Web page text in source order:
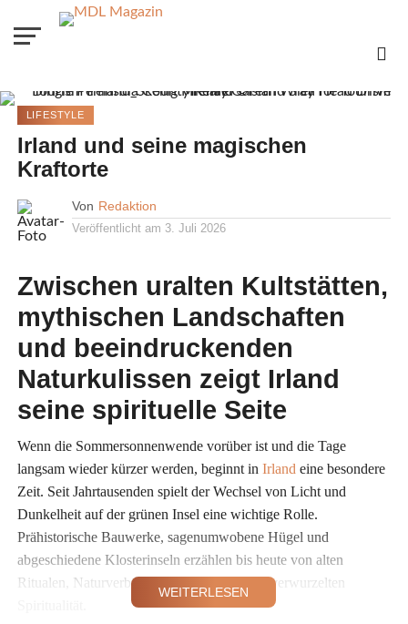
LIFESTYLE
Irland und seine magischen
Kraftorte
Von Redaktion
Veröffentlicht am 3. Juli 2026
Zwischen uralten Kultstätten,
mythischen Landschaften
und beeindruckenden
Naturkulissen zeigt Irland
seine spirituelle Seite
Wenn die Sommersonnenwende vorüber ist und die Tage
langsam wieder kürzer werden, beginnt in Irland eine besondere
Zeit. Seit Jahrtausenden spielt der Wechsel von Licht und
Dunkelheit auf der grünen Insel eine wichtige Rolle.
Prähistorische Bauwerke, sagenumwobene Hügel und
abgeschiedene Klosterinseln erzählen bis heute von alten
Ritualen, Naturverbundenheit und einer tief verwurzelten
WEITERLESEN